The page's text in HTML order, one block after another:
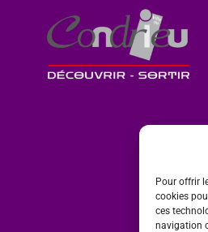
Pour offrir
cookies
ces
navigation